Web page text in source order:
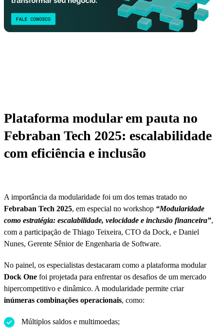
Plataforma modular em pauta no
Febraban Tech 2025: escalabilidade
com eficiência e inclusão
A importância da modularidade foi um dos temas tratado no
Febraban Tech 2025, em especial no workshop “Modularidade
como estratégia: escalabilidade, velocidade e inclusão financeira”,
com a participação de Thiago Teixeira, CTO da Dock, e Daniel
Nunes, Gerente Sênior de Engenharia de Software.
No painel, os especialistas destacaram como a plataforma modular
Dock One foi projetada para enfrentar os desafios de um mercado
hipercompetitivo e dinâmico. A modularidade permite criar
inúmeras combinações operacionais, como:
Múltiplos saldos e multimoedas;